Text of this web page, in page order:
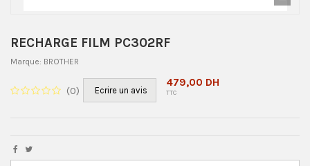
RECHARGE FILM PC302RF
Marque: BROTHER
(0) Ecrire un avis
479,00 DH
TTC